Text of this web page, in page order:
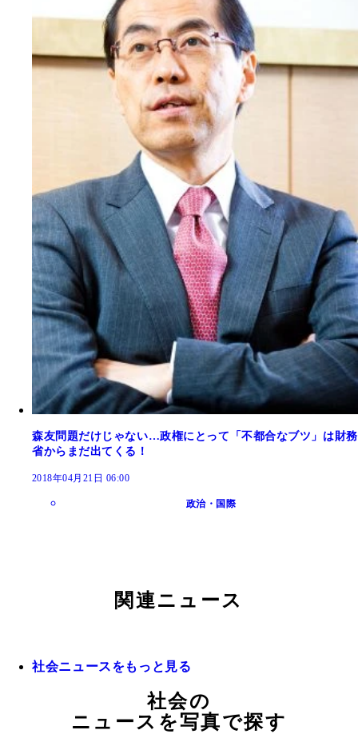
森友問題だけじゃない…政権にとって「不都合なブツ」は財務
省からまだ出てくる！
2018年04月21日 06:00
政治・国際
関連ニュース
社会ニュースをもっと見る
社会の
ニュースを写真で探す